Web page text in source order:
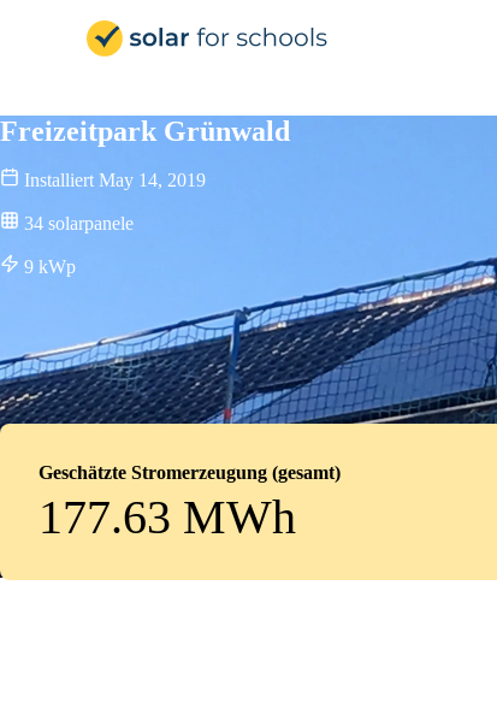
Freizeitpark Grünwald
Installiert May 14, 2019
34 solarpanele
9 kWp
Geschätzte Stromerzeugung (gesamt)
177.63 MWh